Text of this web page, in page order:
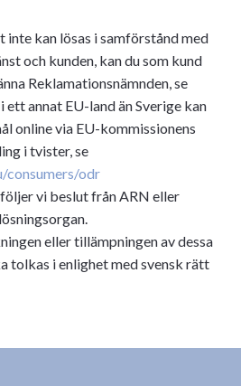
kan lösas i samförstånd med
och kunden, kan du som kund
Reklamationsnämnden, se
ett annat EU-land än Sverige kan
online via EU-kommissionens
i tvister, se
consumers/odr
vi beslut från ARN eller
eller tillämpningen av dessa
tolkas i enlighet med svensk rätt